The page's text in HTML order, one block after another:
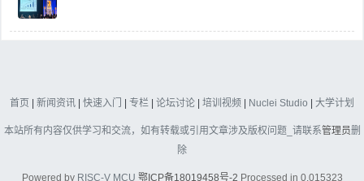
首页 新闻资讯 快速入门 专栏 论坛讨论 培训视频 Nuclei Studio 大学计划
本站所有内容仅供学习和交流，如有转载或引用文章涉及版权问题_请联系管理员删
除
Powered by RISC-V MCU 鄂ICP备18019458号-2 Processed in 0.015323